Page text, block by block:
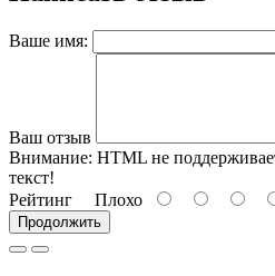
Ваше имя:
Ваш отзыв
Внимание: HTML не
текст!
Рейтинг Плохо
Продолжить